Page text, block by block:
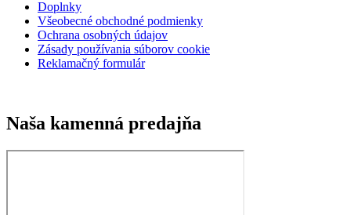
Doplnky
Všeobecné obchodné podmienky
Ochrana osobných údajov
Zásady používania súborov cookie
Reklamačný formulár
Naša kamenná predajňa